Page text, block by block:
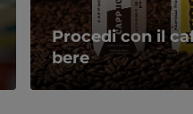
Procedi con il
bere